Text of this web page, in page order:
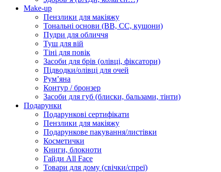
Make-up
Пензлики для макіяжу
Тональні основи (BB, CC, кушони)
Пудри для обличчя
Туш для вій
Тіні для повік
Засоби для брів (олівці, фіксатори)
Підводки/олівці для очей
Румʼяна
Контур / бронзер
Засоби для губ (блиски, бальзами, тінти)
Подарунки
Подарункові сертифікати
Пензлики для макіяжу
Подарункове пакування/листівки
Косметички
Книги, блокноти
Гайди All Face
Товари для дому (свічки/спреї)